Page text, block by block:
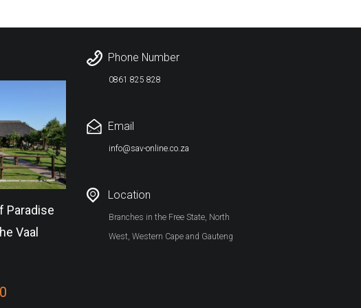
Paradise
Vaal
Phone Number
0861 825 828
Email
info@sav-online.co.za
Location
Branches in the Free State, North
West, Western Cape and Gauteng